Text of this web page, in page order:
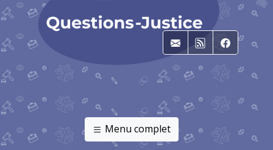
E-mailRSS
Menu complet